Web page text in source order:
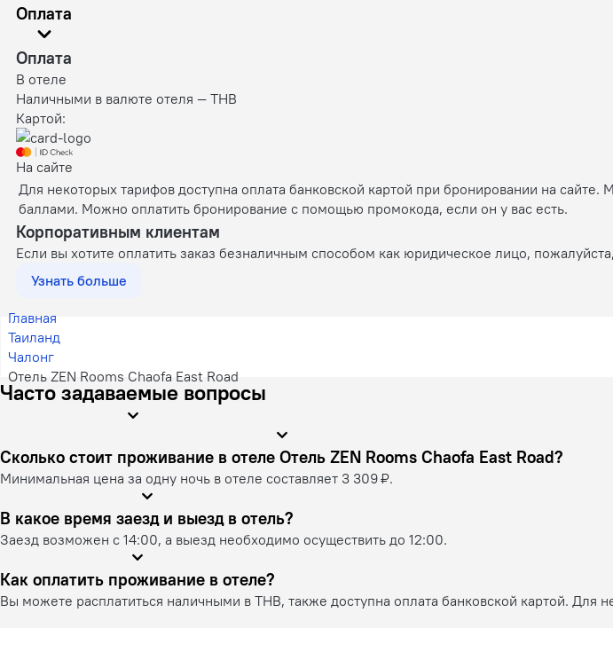
Оплата
Оплата
В отеле
Наличными в валюте отеля — THB
Картой:
На сайте
Для некоторых тарифов доступна оплата банковской картой при бронировании на
баллами. Можно оплатить бронирование с помощью промокода, если он у вас есть.
Корпоративным клиентам
Если вы хотите оплатить заказ безналичным способом как юридическое лицо,
Узнать больше
Главная
Таиланд
Чалонг
Отель ZEN Rooms Chaofa East Road
Часто задаваемые вопросы
Сколько стоит проживание в отеле Отель ZEN Rooms Chaofa East Road?
Минимальная цена за одну ночь в отеле составляет 3 309 ₽.
В какое время заезд и выезд в отель?
Заезд возможен с 14:00, а выезд необходимо осуществить до 12:00.
Как оплатить проживание в отеле?
Вы можете расплатиться наличными в THB, также доступна оплата банковской картой. Для